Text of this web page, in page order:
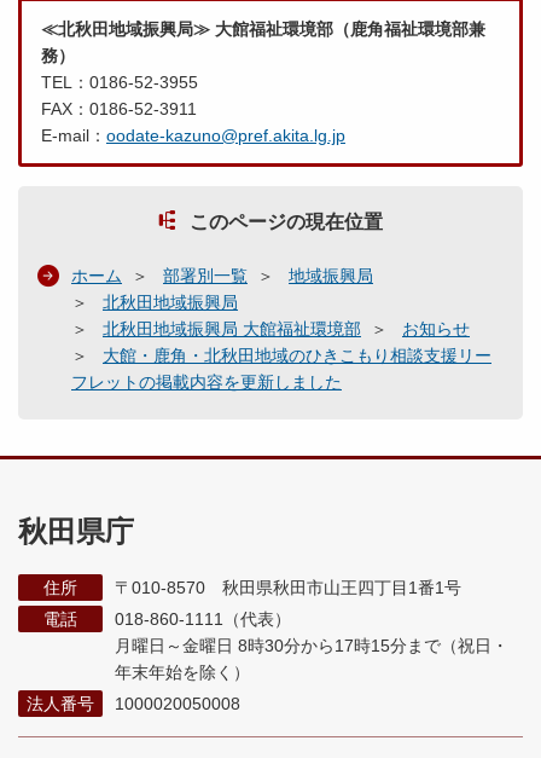
≪北秋田地域振興局≫ 大館福祉環境部（鹿角福祉環境部兼
務）
TEL：0186-52-3955
FAX：0186-52-3911
E-mail： oodate-kazuno@pref.akita.lg.jp
このページの現在位置
ホーム 部署別一覧
地域振興局
北秋田地域振興局
北秋田地域振興局 大館福祉環境部
お知らせ
大館・鹿角・北秋田地域のひきこもり相談支援リー
フレットの掲載内容を更新しました
秋田県庁
住所
〒010-8570 秋田県秋田市山王四丁目1番1号
電話
018-860-1111（代表）
月曜日～金曜日 8時30分から17時15分まで （祝日・
年末年始を除く）
法人番号
1000020050008